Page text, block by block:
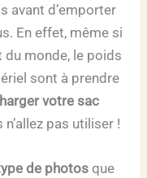
avant d’emporter
En effet, même si
du monde, le poids
sont à prendre
votre sac
pas utiliser !
de photosque